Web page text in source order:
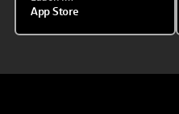
App Store